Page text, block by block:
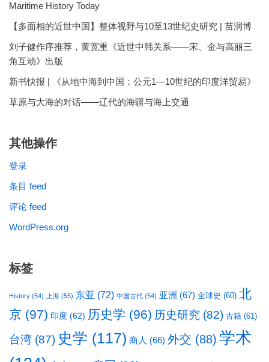
Maritime History Today
【多面相的近世中国】整体视野与10至13世纪史研究 | 苗润博
刘子健作序推荐，黄宽重《近世中韩关系——宋、金与高丽三
角互动》出版
新书快报 | 《从地中海到中国：公元1—10世纪的印度洋贸易》
草原与大海的对话——辽代的海疆与海上交通
其他操作
登录
条目 feed
评论 feed
WordPress.org
标签
History (54) 上海 (55) 东亚 (72) 中国古代 (54) 亚洲 (67) 全球史 (60) 北
京 (97) 印度 (62) 历史学 (96) 历史研究 (82) 古籍 (61)
台湾 (87) 史学 (117) 商人 (66) 外交 (88) 学术